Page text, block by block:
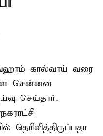
கால்வாய் வரை
சென்னை
செய்தார்.
தெரிவித்திருப்பதா